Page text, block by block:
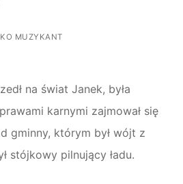
MUZYKANT
na świat Janek, była
karnymi zajmował się
gminny, którym był wójt z
stójkowy pilnujący ładu.